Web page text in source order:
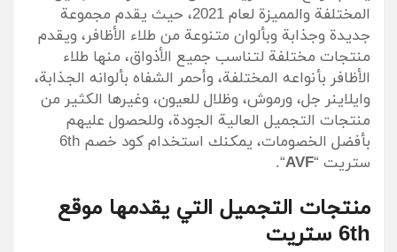
المختلفة والمميزة لعام 2021، حيث يقدم مجموعة
جديدة وجذابة وبألوان متنوعة من طلاء الأظافر، ويقدم
منتجات مختلفة لتناسب جميع الأذواق، منها طلاء
الأظافر بأنواعه المختلفة، وأحمر الشفاه بألوانه الجذابة،
وايلاينر جل، ورموش، وظلال للعيون، وغيرها الكثير من
منتجات التجميل العالية الجودة، وللحصول عليهم
بأفضل الخصومات، يمكنك استخدام كود خصم 6th
ستريت “AVF
“.
منتجات التجميل التي يقدمها موقع
6th ستريت